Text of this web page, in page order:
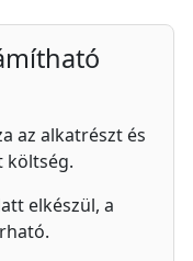
az alkatrészt és
költség.
elkészül, a